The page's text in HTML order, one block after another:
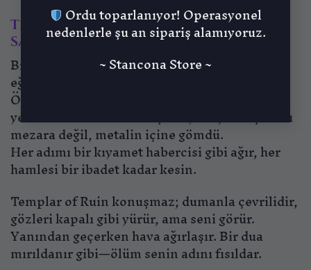
Ordu toparlanıyor! Operasyonel
nedenlerle şu an sipariş alamıyoruz.
~ Stancona Store ~
Templar of Ruin – Çelikle Bağlanmış
Sadakat
Bir zamanlar diz çöken bir adamdı. Şimdi asla
eğilmeyen bir kabustur.
Ölümden sonra bile Ferrovex’e hizmet etmeye
yemin eden bu karanlık şövalyeler, inançlarını
mezara değil, metalin içine gömdü.
Her adımı bir kıyamet habercisi gibi ağır, her
hamlesi bir ibadet kadar kesin.
Templar of Ruin konuşmaz; dumanla çevrilidir,
gözleri kapalı gibi yürür, ama seni görür.
Yanından geçerken hava ağırlaşır. Bir dua
mırıldanır gibi—ölüm senin adını fısıldar.